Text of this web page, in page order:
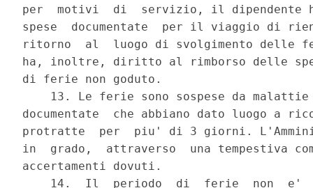
per  motivi  di  servizio, il dipendente
spese  documentate  per il viaggio di
ritorno  al  luogo di svolgimento delle
ha, inoltre, diritto al rimborso delle
di ferie non goduto.
13. Le ferie sono sospese da
documentate  che abbiano dato luogo a
protratte  per  piu' di 3 giorni.
in  grado,  attraverso  una tempestiva
accertamenti dovuti.
14.  Il  periodo  di  ferie  non  e'